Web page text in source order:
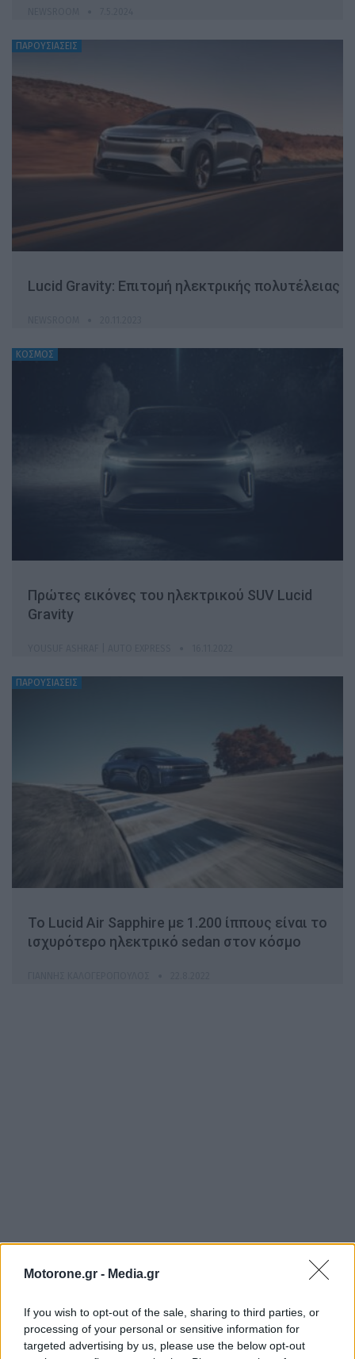
Motorone.gr - Media.gr
If you wish to opt-out of the sale, sharing to third parties, or
processing of your personal or sensitive information for
targeted advertising by us, please use the below opt-out
ΠΑΡΟΥΣΙΑΣΕΙΣ
Lucid Gravity: Επιτομή ηλεκτρικής πολυτέλειας
ΚΟΣΜΟΣ
Πρώτες εικόνες του ηλεκτρικού SUV Lucid
Gravity
ΠΑΡΟΥΣΙΑΣΕΙΣ
Το Lucid Air Sapphire με 1.200 ίππους είναι το
ισχυρότερο ηλεκτρικό sedan στον κόσμο
ΕΠΙΚΑΙΡΟΤΗΤΑ
Toyota GR86: Στοχευμένες αλλαγές με επίκεντρο
τον οδηγό…
9.8.2026